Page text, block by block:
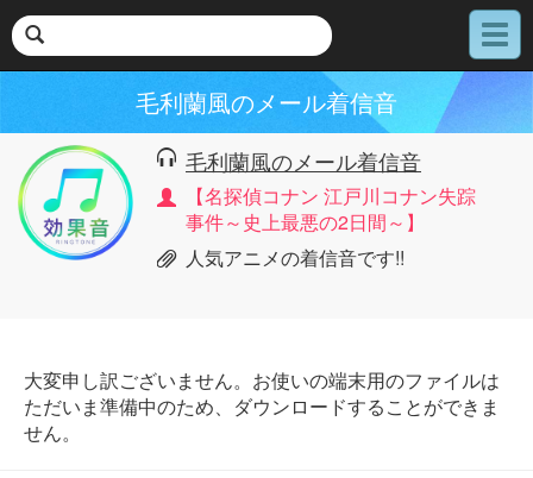
メ
ニ
毛利蘭風のメール着信音
毛利蘭風のメール着信音
【名探偵コナン 江戸川コナン失踪
事件～史上最悪の2日間～】
人気アニメの着信音です!!
大変申し訳ございません。お使いの端末用のファイルは
ただいま準備中のため、ダウンロードすることができま
せん。